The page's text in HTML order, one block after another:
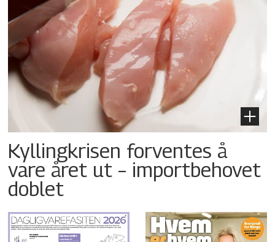
Kyllingkrisen forventes å
vare året ut – importbehovet
doblet